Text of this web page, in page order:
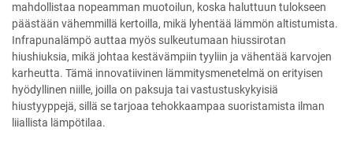
mahdollistaa nopeamman muotoilun, koska haluttuun tulokseen
päästään vähemmillä kertoilla, mikä lyhentää lämmön altistumista.
Infrapunalämpö auttaa myös sulkeutumaan hiussirotan
hiushiuksia, mikä johtaa kestävämpiin tyyliin ja vähentää karvojen
karheutta. Tämä innovatiivinen lämmitysmenetelmä on erityisen
hyödyllinen niille, joilla on paksuja tai vastustuskykyisiä
hiustyyppejä, sillä se tarjoaa tehokkaampaa suoristamista ilman
liiallista lämpötilaa.